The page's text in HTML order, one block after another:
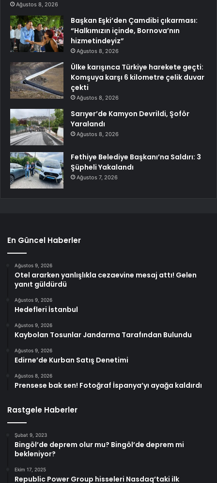
Ağustos 8, 2026
Başkan Eşki’den Çamdibi çıkarması:
“Halkımızın içinde, Bornova’nın
hizmetindeyiz”
Ağustos 8, 2026
Ülke karışınca Türkiye harekete geçti:
Komşuya karşı 6 kilometre çelik duvar
çekti
Ağustos 8, 2026
Sarıyer’de Kamyon Devrildi, Şoför
Yaralandı
Ağustos 8, 2026
Fethiye Belediye Başkanı’na Saldırı: 3
Şüpheli Yakalandı
Ağustos 7, 2026
En Güncel Haberler
Ağustos 9, 2026
Otel ararken yanlışlıkla cezaevine mesaj attı! Gelen
yanıt güldürdü
Ağustos 9, 2026
Hedefleri İstanbul
Ağustos 9, 2026
Kaybolan Tosunlar Jandarma Tarafından Bulundu
Ağustos 9, 2026
Edirne’de Kurban Satış Denetimi
Ağustos 8, 2026
Prensese bak sen! Fotoğraf İspanya’yı ayağa kaldırdı
Rastgele Haberler
Şubat 9, 2023
Bingöl’de deprem olur mu? Bingöl’de deprem mi
bekleniyor?
Ekim 17, 2025
Republic Power Group hisseleri Nasdaq’taki ilk